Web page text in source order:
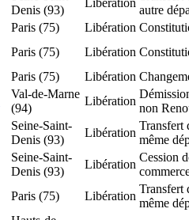
Denis (93)
Libération
autre
Paris (75) Libération
Paris (75) Libération
Paris (75) Libération
Val-de-Marne
(94)
Libération
non
Seine-Saint-
Denis (93)
Libération
Transfert
même
Seine-Saint-
Denis (93)
Libération
Cession
Paris (75) Libération
Transfert
même